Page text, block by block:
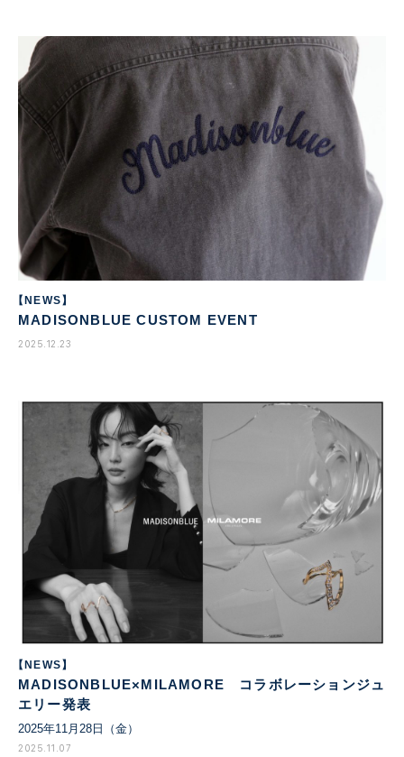
【NEWS】
MADISONBLUE CUSTOM EVENT
2025.12.23
【NEWS】
MADISONBLUE×MILAMORE コラボレーションジュ
エリー発表
2025年11月28日（金）
2025.11.07